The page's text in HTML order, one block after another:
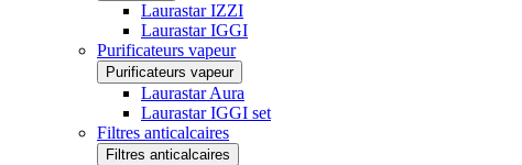
Laurastar IZZI
Laurastar IGGI
Purificateurs vapeur
Purificateurs vapeur
Laurastar Aura
Laurastar IGGI set
Filtres anticalcaires
Filtres anticalcaires